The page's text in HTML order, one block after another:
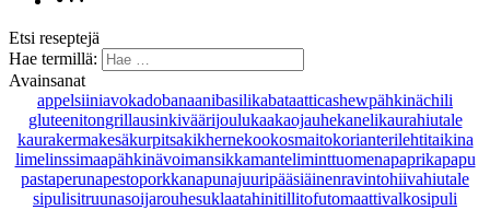
Etsi reseptejä
Hae termillä:
Avainsanat
appelsiiniavokadobanaanibasilikabataatticashewpähkinächili
gluteenitongrillausinkiväärijoulukaakaojauhekanelikaurahiutale
kaurakermakesäkurpitsakikhernekookosmaitokorianterilehtitaikina
limelinssimaapähkinävoimansikkamanteliminttuomenapaprikapapu
pastaperunapestoporkkanapunajuuripääsiäinenravintohiivahiutale
sipulisitruunasoijarouhesuklaatahinitillitofutomaattivalkosipuli